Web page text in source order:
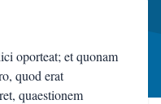
oporteat; et quonam
quod erat
quaestionem